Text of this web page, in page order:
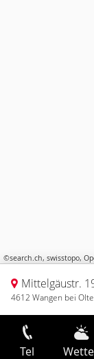
©search.ch, swisstopo,
Mittelgäustr.
4612 Wangen bei
Tel